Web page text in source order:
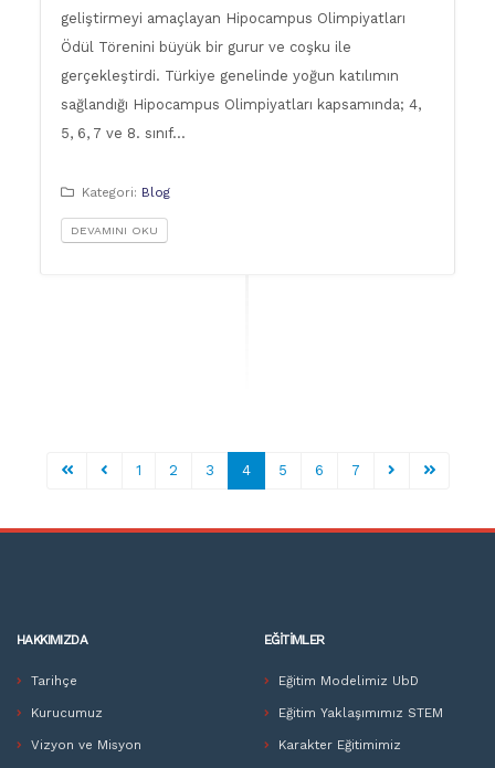
geliştirmeyi amaçlayan Hipocampus Olimpiyatları
Ödül Törenini büyük bir gurur ve coşku ile
gerçekleştirdi. Türkiye genelinde yoğun katılımın
sağlandığı Hipocampus Olimpiyatları kapsamında; 4,
5, 6, 7 ve 8. sınıf…
Kategori: Blog
DEVAMINI OKU
1 2 3 4 5 6 7
HAKKIMIZDA
Tarihçe
Kurucumuz
Vizyon ve Misyon
EĞITIMLER
Eğitim Modelimiz UbD
Eğitim Yaklaşımımız STEM
Karakter Eğitimimiz